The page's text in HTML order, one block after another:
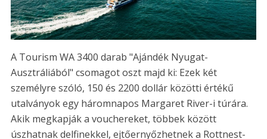
A Tourism WA 3400 darab "Ajándék Nyugat-
Ausztráliából" csomagot oszt majd ki: Ezek két
személyre szóló, 150 és 2200 dollár közötti értékű
utalványok egy háromnapos Margaret River-i túrára.
Akik megkapják a vouchereket, többek között
úszhatnak delfinekkel, ejtőernyőzhetnek a Rottnest-